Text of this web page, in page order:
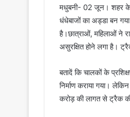
मधुबनी- 02 जून। शहर के
धंधेबाजों का अड्डा बन
है।छात्राओं, महिलाओं ने
असुरक्षित होने लगा है।
बतादें कि चालकों के
निर्माण कराया गया।
करोड़ की लागत से ट्रैक की